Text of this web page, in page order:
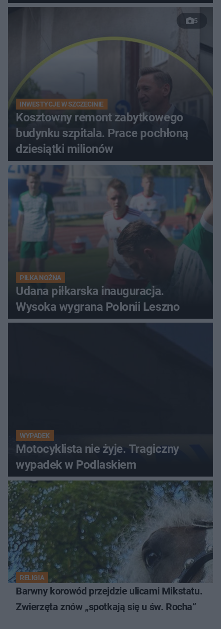
5
INWESTYCJE W SZCZECINIE
Kosztowny remont zabytkowego
budynku szpitala. Prace pochłoną
dziesiątki milionów
PIŁKA NOŻNA
Udana piłkarska inauguracja.
Wysoka wygrana Polonii Leszno
WYPADEK
Motocyklista nie żyje. Tragiczny
wypadek w Podlaskiem
RELIGIA
Barwny korowód przejdzie ulicami Mikstatu.
Zwierzęta znów „spotkają się u św. Rocha”